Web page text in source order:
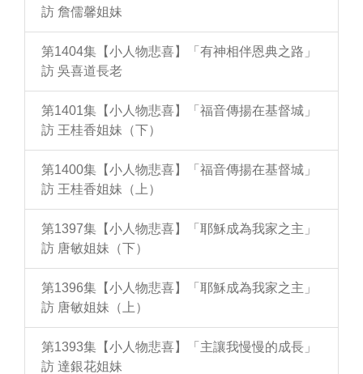
訪 詹儒馨姐妹
第1404集【小人物悲喜】「有神相伴恩典之路」
訪 吳喜道長老
第1401集【小人物悲喜】「福音傳揚在基督城」
訪 王桂香姐妹（下）
第1400集【小人物悲喜】「福音傳揚在基督城」
訪 王桂香姐妹（上）
第1397集【小人物悲喜】「耶穌成為我家之主」
訪 唐敏姐妹（下）
第1396集【小人物悲喜】「耶穌成為我家之主」
訪 唐敏姐妹（上）
第1393集【小人物悲喜】「主讓我慢慢的成長」
訪 達銀花姐妹